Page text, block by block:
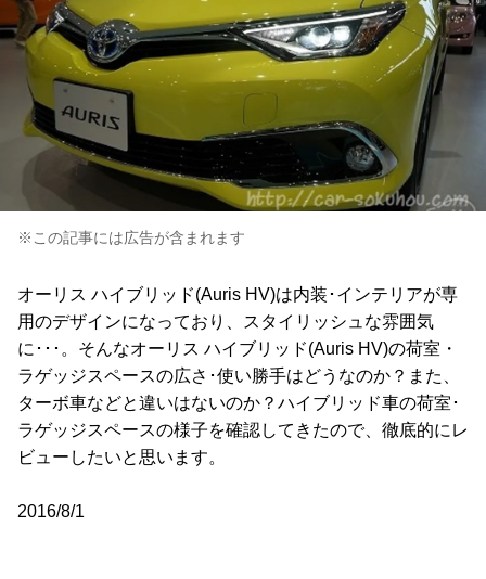
※この記事には広告が含まれます
オーリス ハイブリッド(Auris HV)は内装･インテリアが専
用のデザインになっており、スタイリッシュな雰囲気
に･･･。そんなオーリス ハイブリッド(Auris HV)の荷室・
ラゲッジスペースの広さ･使い勝手はどうなのか？また、
ターボ車などと違いはないのか？ハイブリッド車の荷室･
ラゲッジスペースの様子を確認してきたので、徹底的にレ
ビューしたいと思います。
2016/8/1